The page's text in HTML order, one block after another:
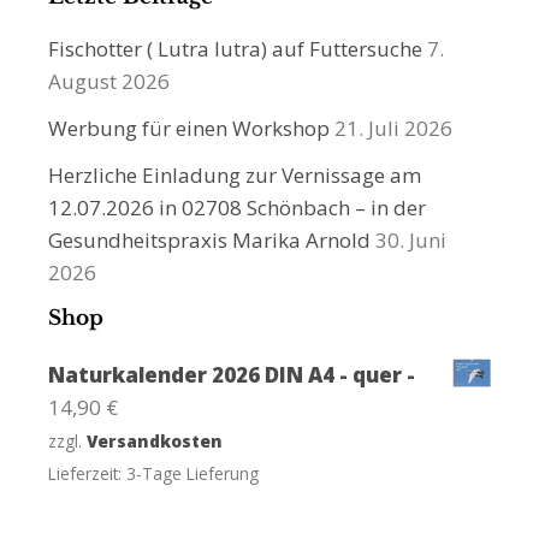
Fischotter ( Lutra lutra) auf Futtersuche 7.
August 2026
Werbung für einen Workshop 21. Juli 2026
Herzliche Einladung zur Vernissage am
12.07.2026 in 02708 Schönbach – in der
Gesundheitspraxis Marika Arnold 30. Juni
2026
Shop
Naturkalender 2026 DIN A4 - quer -
14,90 €
zzgl. Versandkosten
Lieferzeit: 3-Tage Lieferung